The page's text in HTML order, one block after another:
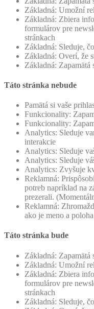
Základná: Umožní
Základná: Zbiera
formulárov pre
stránkach
Základná: Sleduje,
Základná: Overí, že
Základná:
Táto stránka nebude
Pamätá si vaše
Funkcionality:
Funkcionality:
Analytics: Sleduje
interakcie
Analytics: Sleduje
Analytics: Sleduje
Analytics: Zvyšuje
Reklamná:
potreb napríklad na
prezerali.
Reklamná:
ako je meno a poloha
Táto stránka bude
Základná: Zapamätá
Základná: Umožní
Základná: Zbiera
formulárov pre
stránkach
Základná: Sleduje,